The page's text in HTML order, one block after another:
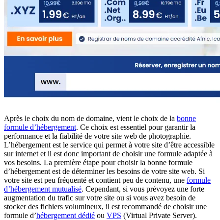
Après le choix du nom de domaine, vient le choix de la bonne
formule d’hébergement. Ce choix est essentiel pour garantir la
performance et la fiabilité de votre site web de photographie.
L’hébergement est le service qui permet à votre site d’être accessible
sur internet et il est donc important de choisir une formule adaptée à
vos besoins. La première étape pour choisir la bonne formule
d’hébergement est de déterminer les besoins de votre site web. Si
votre site est peu fréquenté et contient peu de contenu, une formule
d’hébergement mutualisé. Cependant, si vous prévoyez une forte
augmentation du trafic sur votre site ou si vous avez besoin de
stocker des fichiers volumineux, il est recommandé de choisir une
formule d’hébergement dédié ou VPS (Virtual Private Server).